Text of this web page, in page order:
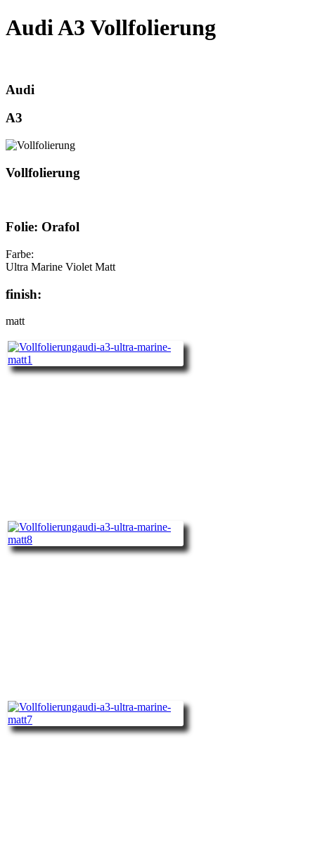
Audi A3 Vollfolierung
Audi
A3
Vollfolierung
Folie: Orafol
Farbe:
Ultra Marine Violet Matt
finish:
matt